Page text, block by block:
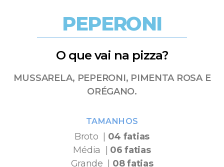
PEPERONI
O que vai na pizza?
MUSSARELA, PEPERONI, PIMENTA ROSA E
ORÉGANO.
TAMANHOS
Broto | 04 fatias
Média | 06 fatias
Grande | 08 fatias